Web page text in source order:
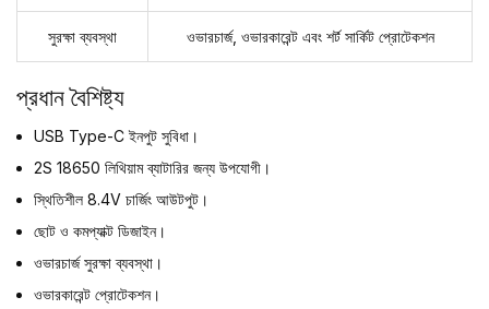
সুরক্ষা ব্যবস্থা ওভারচার্জ, ওভারকারেন্ট এবং শর্ট সার্কিট প্রোটেকশন
প্রধান বৈশিষ্ট্য
USB Type-C ইনপুট সুবিধা।
2S 18650 লিথিয়াম ব্যাটারির জন্য উপযোগী।
স্থিতিশীল 8.4V চার্জিং আউটপুট।
ছোট ও কমপ্যাক্ট ডিজাইন।
ওভারচার্জ সুরক্ষা ব্যবস্থা।
ওভারকারেন্ট প্রোটেকশন।